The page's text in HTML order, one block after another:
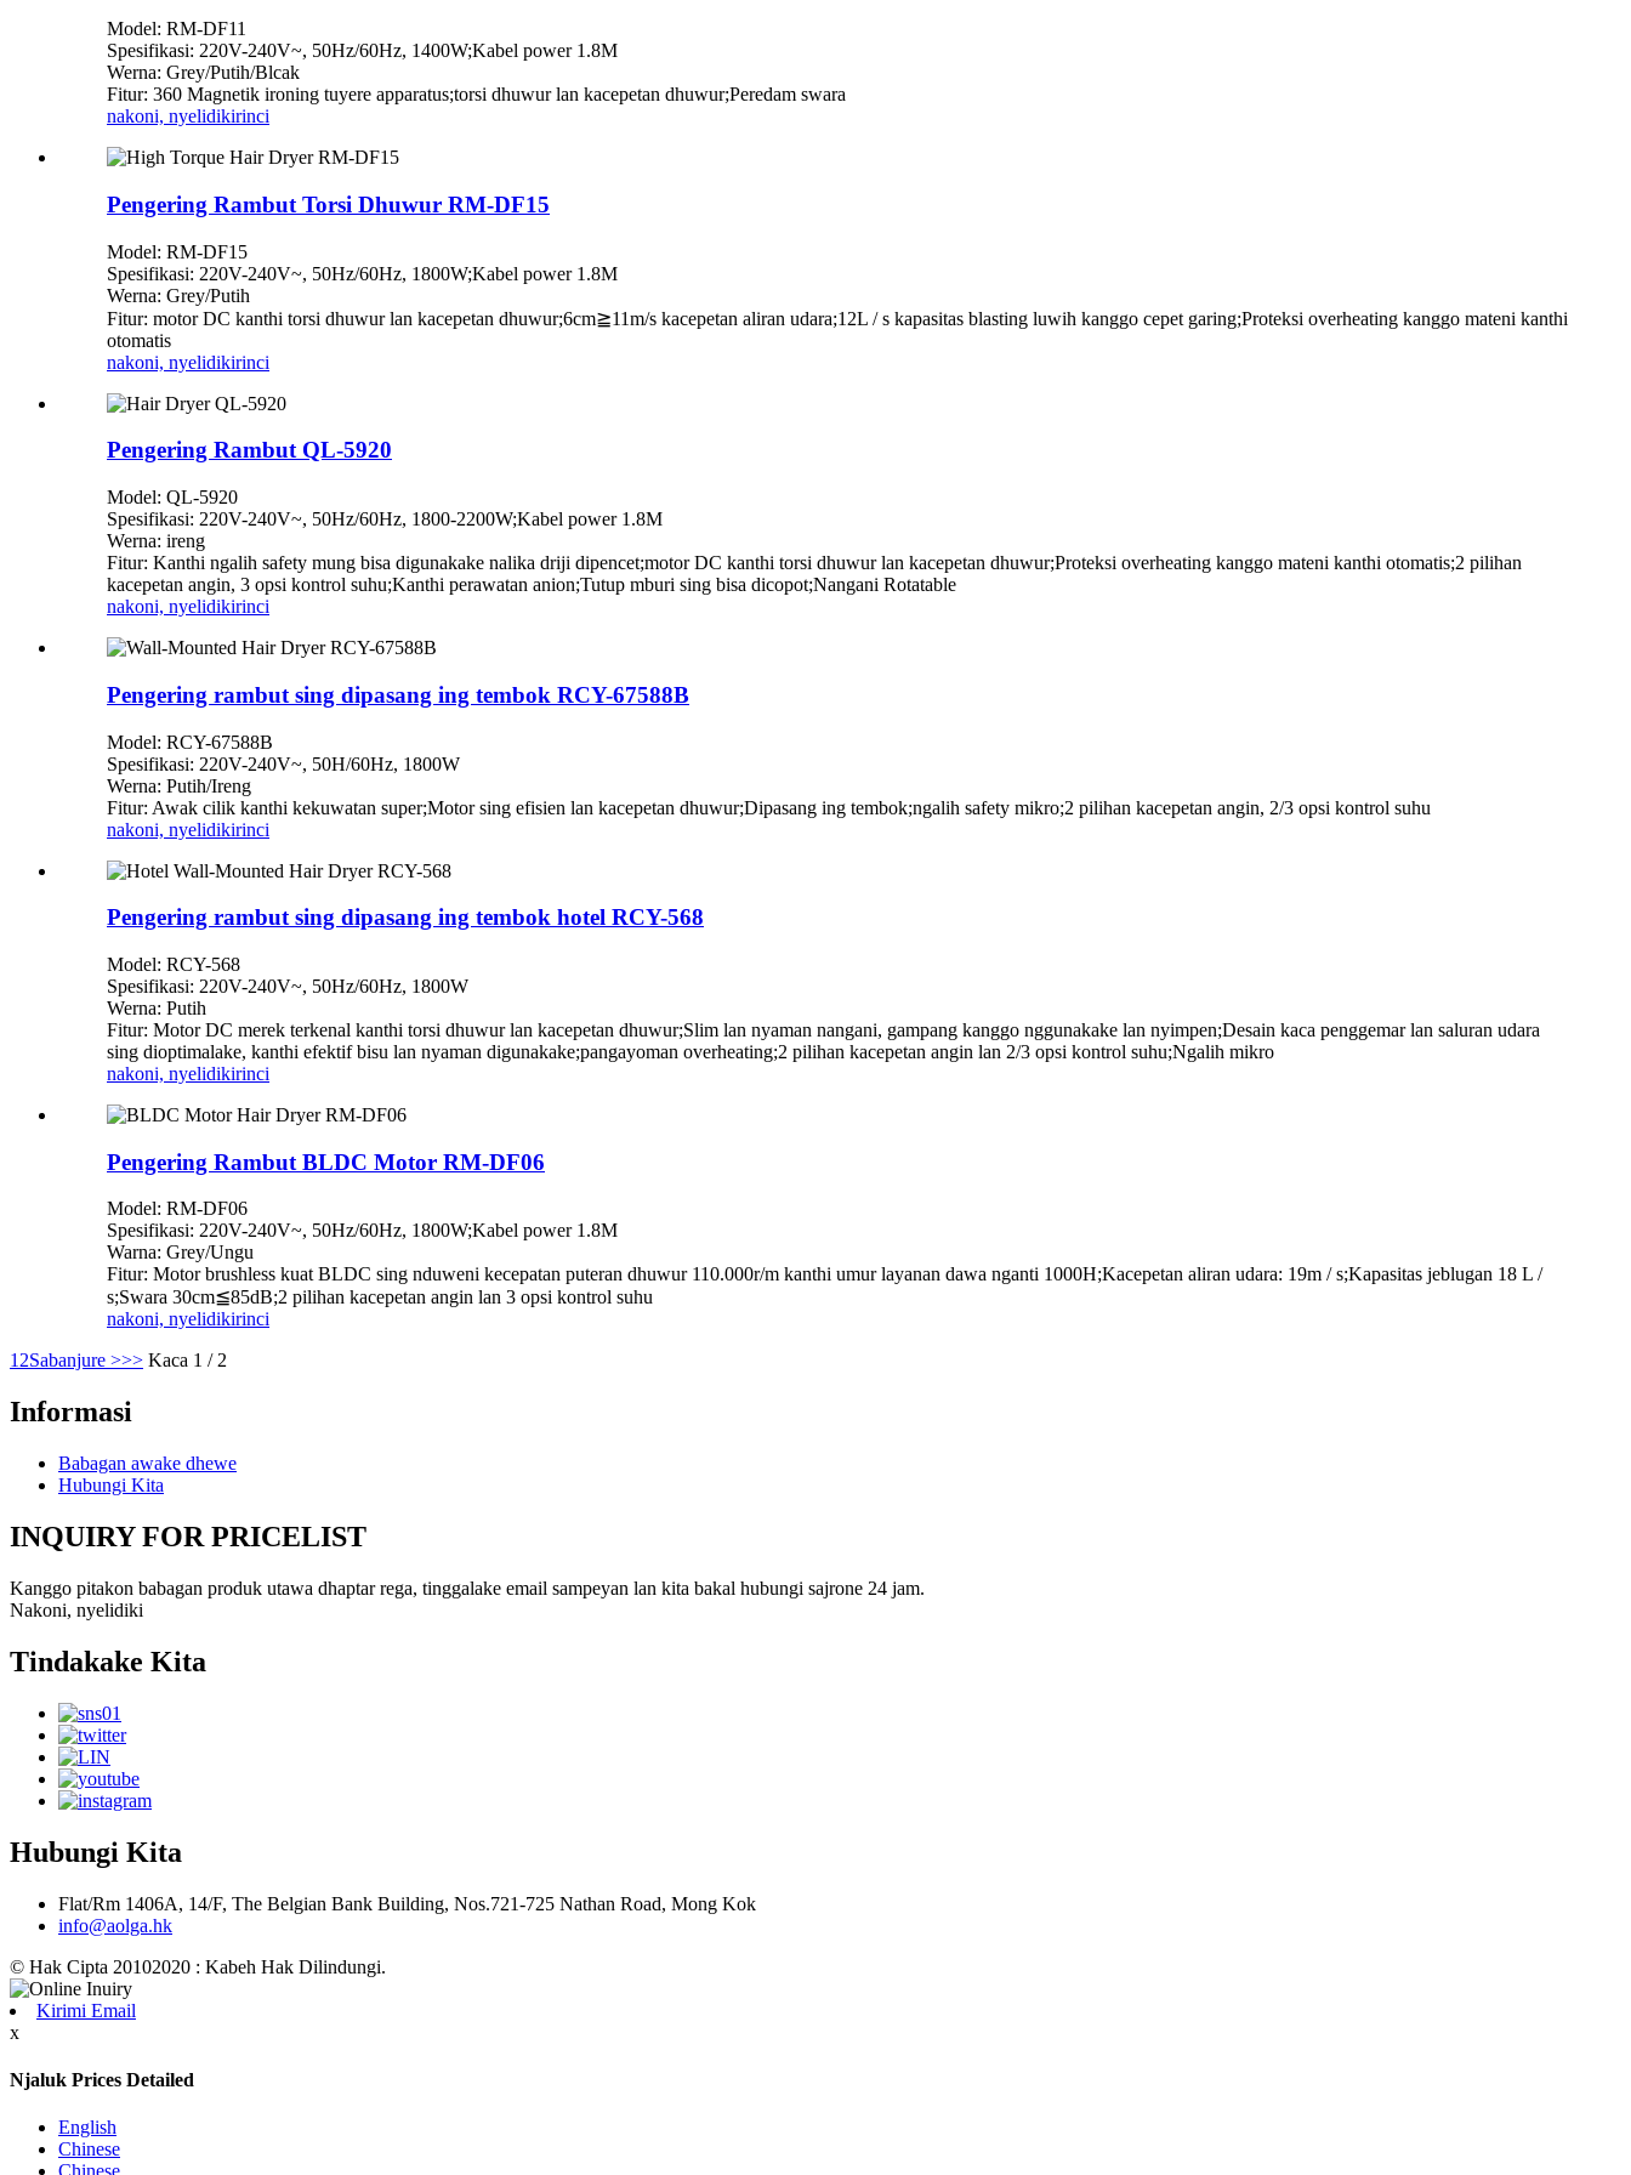
Model: RM-DF11
Spesifikasi: 220V-240V~, 50Hz/60Hz, 1400W;Kabel power 1.8M
Werna: Grey/Putih/Blcak
Fitur: 360 Magnetik ironing tuyere apparatus;torsi dhuwur lan kacepetan dhuwur;Peredam swara
nakoni, nyelidikirinci
Pengering Rambut Torsi Dhuwur RM-DF15
Model: RM-DF15
Spesifikasi: 220V-240V~, 50Hz/60Hz, 1800W;Kabel power 1.8M
Werna: Grey/Putih
Fitur: motor DC kanthi torsi dhuwur lan kacepetan dhuwur;6cm≧11m/s kacepetan aliran udara;12L / s kapasitas blasting luwih kanggo cepet garing;Proteksi overheating kanggo mateni kanthi
otomatis
nakoni, nyelidikirinci
Pengering Rambut QL-5920
Model: QL-5920
Spesifikasi: 220V-240V~, 50Hz/60Hz, 1800-2200W;Kabel power 1.8M
Werna: ireng
Fitur: Kanthi ngalih safety mung bisa digunakake nalika driji dipencet;motor DC kanthi torsi dhuwur lan kacepetan dhuwur;Proteksi overheating kanggo mateni kanthi otomatis;2 pilihan
kacepetan angin, 3 opsi kontrol suhu;Kanthi perawatan anion;Tutup mburi sing bisa dicopot;Nangani Rotatable
nakoni, nyelidikirinci
Pengering rambut sing dipasang ing tembok RCY-67588B
Model: RCY-67588B
Spesifikasi: 220V-240V~, 50H/60Hz, 1800W
Werna: Putih/Ireng
Fitur: Awak cilik kanthi kekuwatan super;Motor sing efisien lan kacepetan dhuwur;Dipasang ing tembok;ngalih safety mikro;2 pilihan kacepetan angin, 2/3 opsi kontrol suhu
nakoni, nyelidikirinci
Pengering rambut sing dipasang ing tembok hotel RCY-568
Model: RCY-568
Spesifikasi: 220V-240V~, 50Hz/60Hz, 1800W
Werna: Putih
Fitur: Motor DC merek terkenal kanthi torsi dhuwur lan kacepetan dhuwur;Slim lan nyaman nangani, gampang kanggo nggunakake lan nyimpen;Desain kaca penggemar lan saluran udara
sing dioptimalake, kanthi efektif bisu lan nyaman digunakake;pangayoman overheating;2 pilihan kacepetan angin lan 2/3 opsi kontrol suhu;Ngalih mikro
nakoni, nyelidikirinci
Pengering Rambut BLDC Motor RM-DF06
Model: RM-DF06
Spesifikasi: 220V-240V~, 50Hz/60Hz, 1800W;Kabel power 1.8M
Warna: Grey/Ungu
Fitur: Motor brushless kuat BLDC sing nduweni kecepatan puteran dhuwur 110.000r/m kanthi umur layanan dawa nganti 1000H;Kacepetan aliran udara: 19m / s;Kapasitas jeblugan 18 L /
s;Swara 30cm≦85dB;2 pilihan kacepetan angin lan 3 opsi kontrol suhu
nakoni, nyelidikirinci
12Sabanjure >>> Kaca 1 / 2
Informasi
Babagan awake dhewe
Hubungi Kita
INQUIRY FOR PRICELIST
Kanggo pitakon babagan produk utawa dhaptar rega, tinggalake email sampeyan lan kita bakal hubungi sajrone 24 jam.
Nakoni, nyelidiki
Tindakake Kita
Hubungi Kita
Flat/Rm 1406A, 14/F, The Belgian Bank Building, Nos.721-725 Nathan Road, Mong Kok
info@aolga.hk
© Hak Cipta 20102020 : Kabeh Hak Dilindungi.
Kirimi Email
x
Njaluk Prices Detailed
English
Chinese